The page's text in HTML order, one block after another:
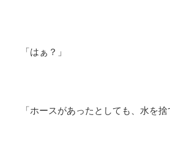
「はぁ？」
「ホースがあったとしても、水を捨